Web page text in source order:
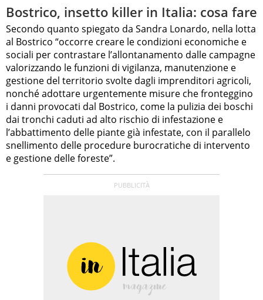
Bostrico, insetto killer in Italia: cosa fare
Secondo quanto spiegato da Sandra Lonardo, nella lotta
al Bostrico “occorre creare le condizioni economiche e
sociali per contrastare l’allontanamento dalle campagne
valorizzando le funzioni di vigilanza, manutenzione e
gestione del territorio svolte dagli imprenditori agricoli,
nonché adottare urgentemente misure che fronteggino
i danni provocati dal Bostrico, come la pulizia dei boschi
dai tronchi caduti ad alto rischio di infestazione e
l’abbattimento delle piante già infestate, con il parallelo
snellimento delle procedure burocratiche di intervento
e gestione delle foreste”.